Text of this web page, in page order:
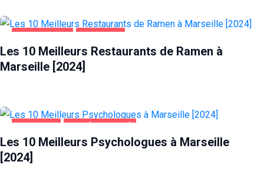
ALIMENTATION MARSEILLE
Les 10 Meilleurs Restaurants de Ramen à
Marseille [2024]
MARSEILLE SANTÉ ET BEAUTÉ
Les 10 Meilleurs Psychologues à Marseille
[2024]